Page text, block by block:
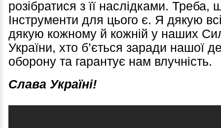
розібратися з її наслідками.
Інструменти для цього є. Я дякую
дякую кожному й кожній у наших
України, хто б’ється заради нашої
оборону та гарантує нам влучність.
Слава Україні!